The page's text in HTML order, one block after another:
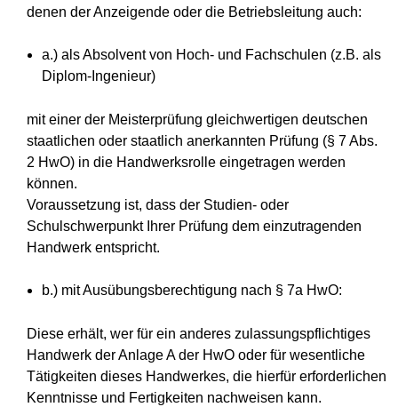
denen der Anzeigende oder die Betriebsleitung auch:
a.) als Absolvent von Hoch- und Fachschulen (z.B. als
Diplom-Ingenieur)
mit einer der Meisterprüfung gleichwertigen deutschen
staatlichen oder staatlich anerkannten Prüfung (§ 7 Abs.
2 HwO) in die Handwerksrolle eingetragen werden
können.
Voraussetzung ist, dass der Studien- oder
Schulschwerpunkt Ihrer Prüfung dem einzutragenden
Handwerk entspricht.
b.) mit Ausübungsberechtigung nach § 7a HwO:
Diese erhält, wer für ein anderes zulassungspflichtiges
Handwerk der Anlage A der HwO oder für wesentliche
Tätigkeiten dieses Handwerkes, die hierfür erforderlichen
Kenntnisse und Fertigkeiten nachweisen kann.